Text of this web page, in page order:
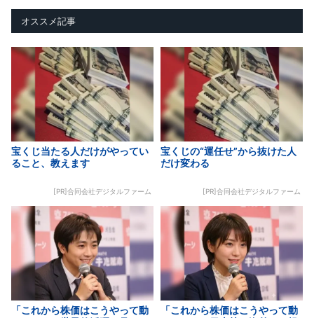
オススメ記事
宝くじ当たる人だけがやってい
ること、教えます
[PR]合同会社デジタルファーム
宝くじの“運任せ”から抜けた人
だけ変わる
[PR]合同会社デジタルファーム
「これから株価はこうやって動
「これから株価はこうやって動